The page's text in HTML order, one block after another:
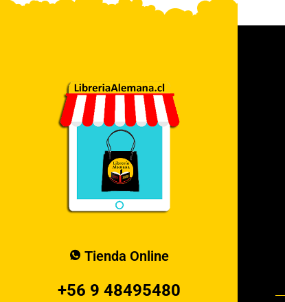
Tienda Online
+56 9 48495480